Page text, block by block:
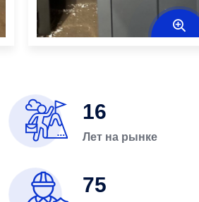
16
Лет на рынке
75